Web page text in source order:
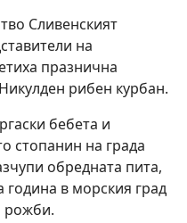
Сливенският
на
празнична
рибен курбан.
бебета и
стопанин на града
обредната пита,
година в морския град
рожби.